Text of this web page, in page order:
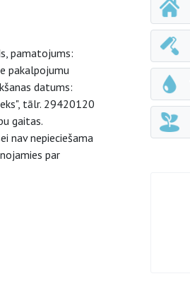
pamatojums:
pakalpojumu
datums:
tālr. 29420120
gaitas.
nav nepieciešama
par